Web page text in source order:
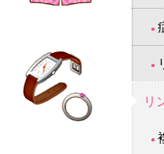
リ